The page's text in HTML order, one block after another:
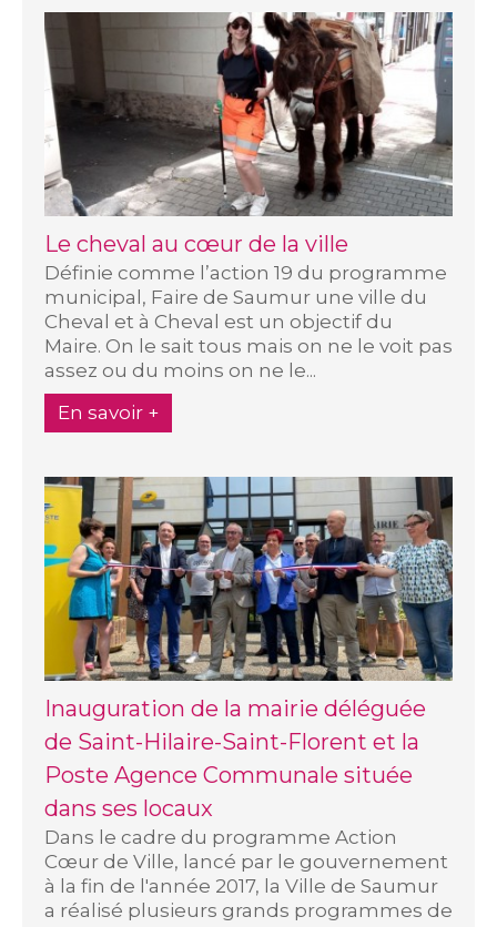
Le cheval au cœur de la ville
Définie comme l’action 19 du programme
municipal, Faire de Saumur une ville du
Cheval et à Cheval est un objectif du
Maire. On le sait tous mais on ne le voit pas
assez ou du moins on ne le...
En savoir +
Inauguration de la mairie déléguée
de Saint-Hilaire-Saint-Florent et la
Poste Agence Communale située
dans ses locaux
Dans le cadre du programme Action
Cœur de Ville, lancé par le gouvernement
à la fin de l'année 2017, la Ville de Saumur
a réalisé plusieurs grands programmes de